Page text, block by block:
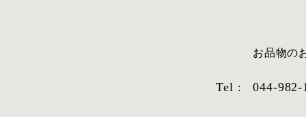
お品物の
Tel : 044-982-